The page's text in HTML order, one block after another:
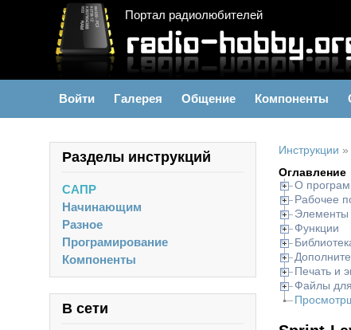
Портал радиолюбителей
Войти Галерея Общение Компоненты
Разделы инструкций
САПР
Начинающим
Разное
Програмирование
Компоненты
В сети
Инструкции »
Оглавление
О
Рабочее
Элементы
Функции
Печать и
Файлы